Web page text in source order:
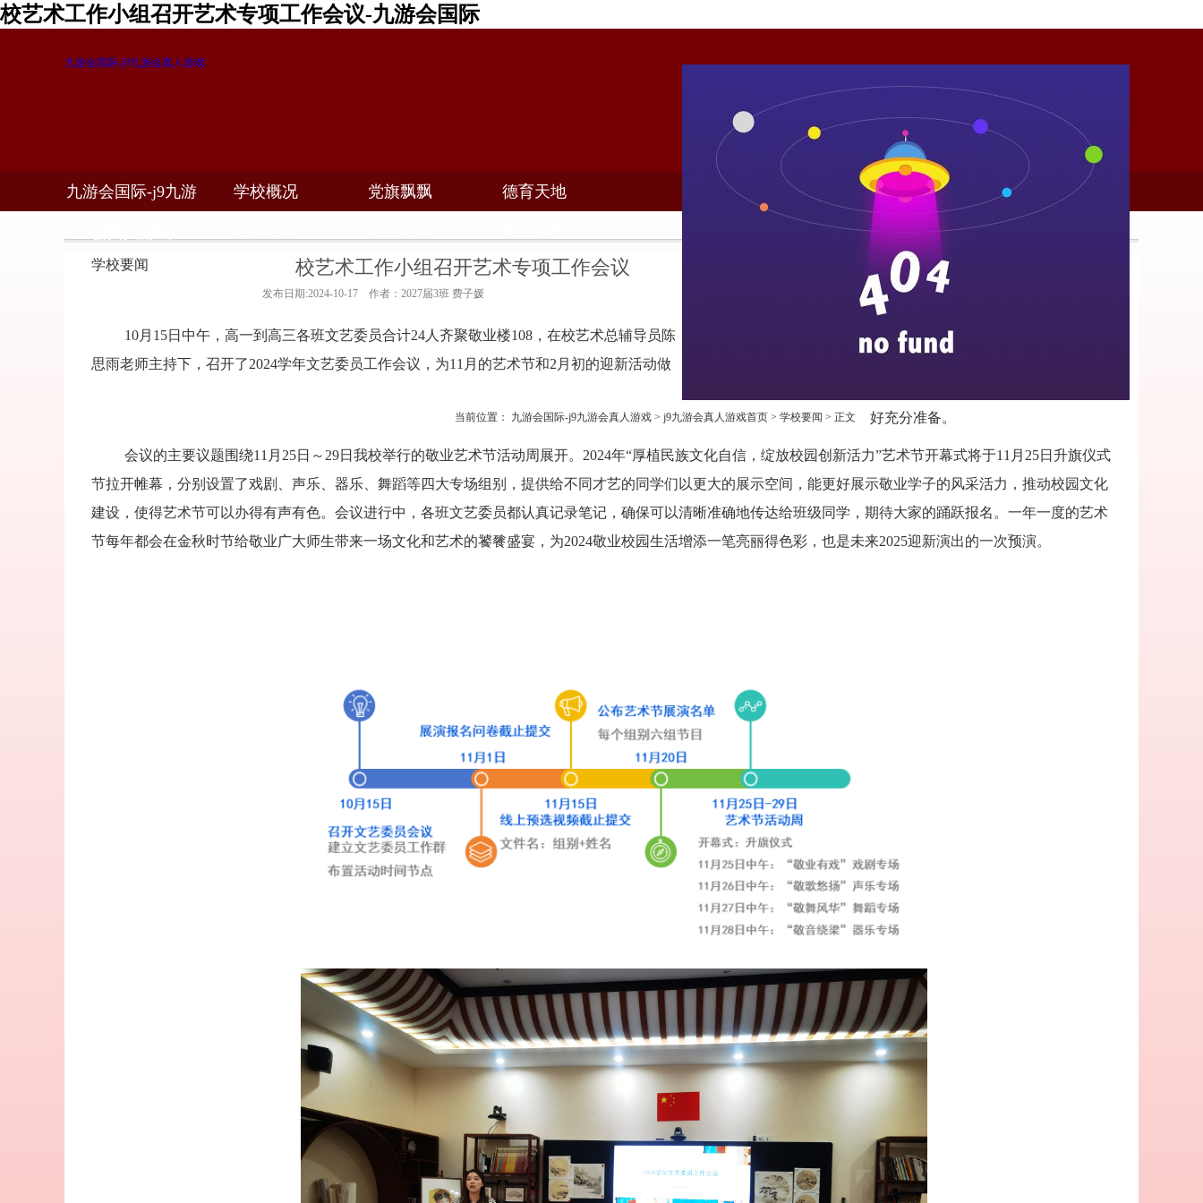
校艺术工作小组召开艺术专项工作会议-九游会国际
九游会国际-j9九游会真人游戏
九游会国际-j9九游 学校概况 党旗飘飘 德育天地
学校要闻
当前位置： 九游会国际-j9九游会真人游戏 > j9九游会真人游戏首页 > 学校要闻 > 正文
校艺术工作小组召开艺术专项工作会议
发布日期:2024-10-17 作者：2027届3班 费子媛
10月15日中午，高一到高三各班文艺委员合计24人齐聚敬业楼108，在校艺术总辅导员陈
思雨老师主持下，召开了2024学年文艺委员工作会议，为11月的艺术节和2月初的迎新活动做
好充分准备。
会议的主要议题围绕11月25日～29日我校举行的敬业艺术节活动周展开。2024年“厚植民族文化自信，绽放校园创新活力”艺术节开幕式将于11 月 25日升旗仪式
节拉开帷幕，分别设置了戏剧、声乐、器乐、舞蹈等四大专场组别，提供给不同才艺的同学们以更大的展示空间，能更好展示敬业学子的风采活力，推动校园文化
建设，使得艺术节可以办得有声有色。会议进行中，各班文艺委员都认真记录笔记，确保可以清晰准确地传达给班级同学，期待大家的踊跃报名。一年一度的艺术
节每年都会在金秋时节给敬业广大师生带来一场文化和艺术的饕餮盛宴，为2024敬业校园生活增添一笔亮丽得色彩，也是未来2025迎新演出的一次预演。